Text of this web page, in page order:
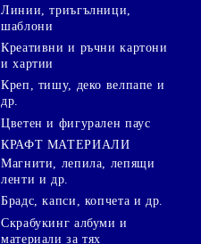
Линии, триъгълници,
шаблони
Креативни и ръчни картони
и хартии
Креп, тишу, деко велпапе и
др.
Цветен и фигурален паус
КРАФТ МАТЕРИАЛИ
Магнити, лепила, лепящи
ленти и др.
Брадс, капси, копчета и др.
Скрабукинг албуми и
материали за тях